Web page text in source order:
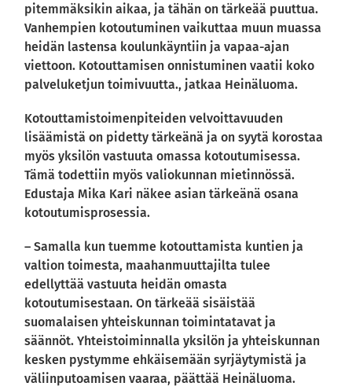
pitemmäksikin aikaa, ja tähän on tärkeää puuttua.
Vanhempien kotoutuminen vaikuttaa muun muassa
heidän lastensa koulunkäyntiin ja vapaa-ajan
viettoon. Kotouttamisen onnistuminen vaatii koko
palveluketjun toimivuutta., jatkaa Heinäluoma.
Kotouttamistoimenpiteiden velvoittavuuden
lisäämistä on pidetty tärkeänä ja on syytä korostaa
myös yksilön vastuuta omassa kotoutumisessa.
Tämä todettiin myös valiokunnan mietinnössä.
Edustaja Mika Kari näkee asian tärkeänä osana
kotoutumisprosessia.
– Samalla kun tuemme kotouttamista kuntien ja
valtion toimesta, maahanmuuttajilta tulee
edellyttää vastuuta heidän omasta
kotoutumisestaan. On tärkeää sisäistää
suomalaisen yhteiskunnan toimintatavat ja
säännöt. Yhteistoiminnalla yksilön ja yhteiskunnan
kesken pystymme ehkäisemään syrjäytymistä ja
väliinputoamisen vaaraa, päättää Heinäluoma.